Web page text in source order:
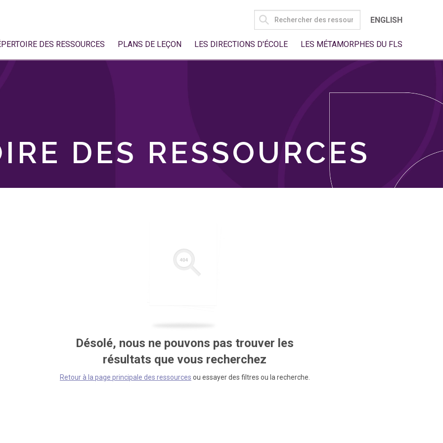
SEARCH
FOR:
ENGLISH
DES RESSOURCES PLANS DE LEÇON LES DIRECTIONS D'ÉCOLE LES MÉTAMORPHES DU FLS
DES RESSOURCES
Désolé, nous ne pouvons pas trouver les
résultats que vous recherchez
Retour à la page principale des ressources ou essayer des filtres ou la recherche.